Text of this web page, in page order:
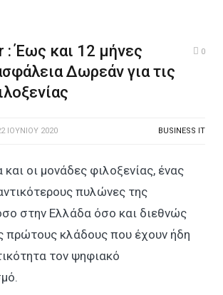
: Έως και 12 μήνες
Δωρεάν για τις
0
ΙΟΥΝΊΟΥ 2020 BUSINESS IT
οι μονάδες φιλοξενίας, ένας
πυλώνες της
στην Ελλάδα όσο και διεθνώς
πρώτους κλάδους που έχουν ήδη
τον ψηφιακό